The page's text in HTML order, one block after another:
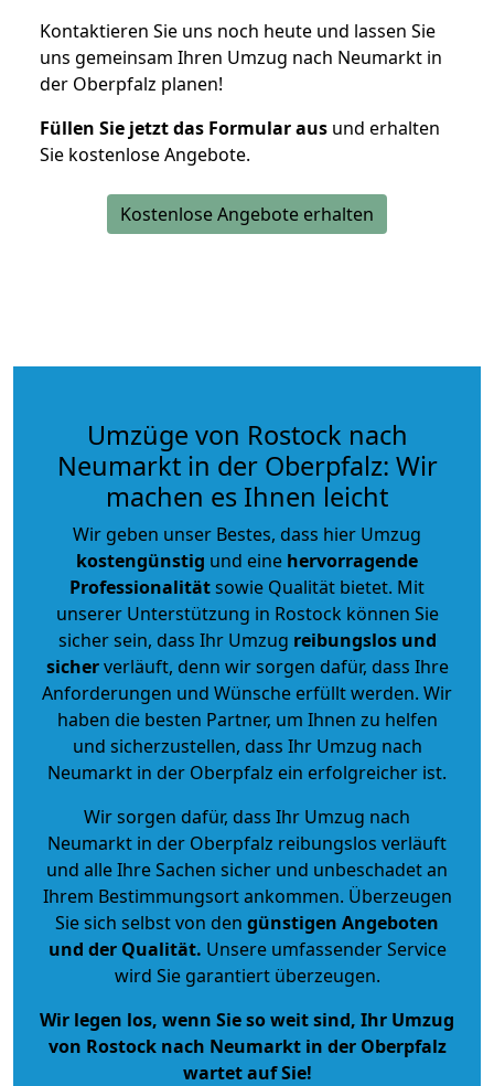
Kontaktieren Sie uns noch heute und lassen Sie
uns gemeinsam Ihren Umzug nach Neumarkt in
der Oberpfalz planen!
Füllen Sie jetzt das Formular aus und erhalten
Sie kostenlose Angebote.
Kostenlose Angebote erhalten
Umzüge von Rostock nach
Neumarkt in der Oberpfalz: Wir
machen es Ihnen leicht
Wir geben unser Bestes, dass hier Umzug
kostengünstig und eine hervorragende
Professionalitätsowie Qualität bietet. Mit
unserer Unterstützung in Rostock können Sie
sicher sein, dass Ihr Umzug reibungslos und
sicherverläuft, denn wir sorgen dafür, dass Ihre
Anforderungen und Wünsche erfüllt werden. Wir
haben die besten Partner, um Ihnen zu helfen
und sicherzustellen, dass Ihr Umzug nach
Neumarkt in der Oberpfalz ein erfolgreicher ist.
Wir sorgen dafür, dass Ihr Umzug nach
Neumarkt in der Oberpfalz reibungslos verläuft
und alle Ihre Sachen sicher und unbeschadet an
Ihrem Bestimmungsort ankommen. Überzeugen
Sie sich selbst von den günstigen Angeboten
und der Qualität. Unsere umfassender Service
wird Sie garantiert überzeugen.
Wir legen los, wenn Sie so weit sind, Ihr Umzug
von Rostock nach Neumarkt in der Oberpfalz
wartet auf Sie!